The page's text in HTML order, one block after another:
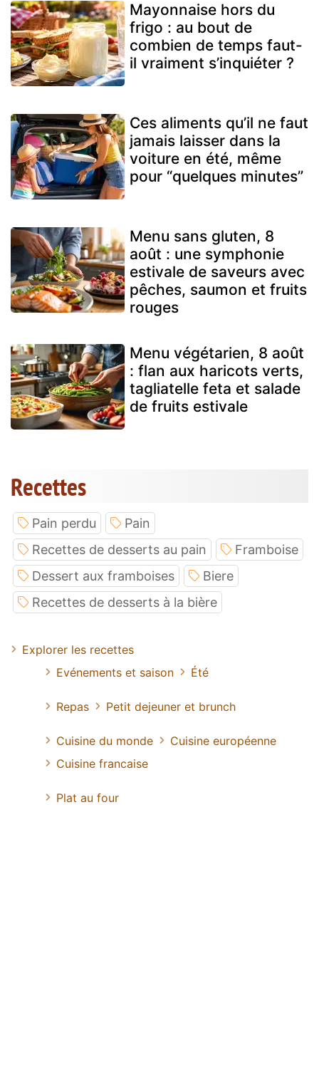
Mayonnaise hors du
frigo : au bout de
combien de temps faut-
il vraiment s’inquiéter ?
Ces aliments qu’il ne faut
jamais laisser dans la
voiture en été, même
pour “quelques minutes”
Menu sans gluten, 8
août : une symphonie
estivale de saveurs avec
pêches, saumon et fruits
rouges
Menu végétarien, 8 août
: flan aux haricots verts,
tagliatelle feta et salade
de fruits estivale
Recettes
Pain perdu
Pain
Recettes de desserts au pain
Framboise
Dessert aux framboises
Biere
Recettes de desserts à la bière
Explorer les recettes
Evénements et saison
Été
Repas Petit dejeuner et brunch
Cuisine du monde
Cuisine européenne
Cuisine francaise
Plat au four